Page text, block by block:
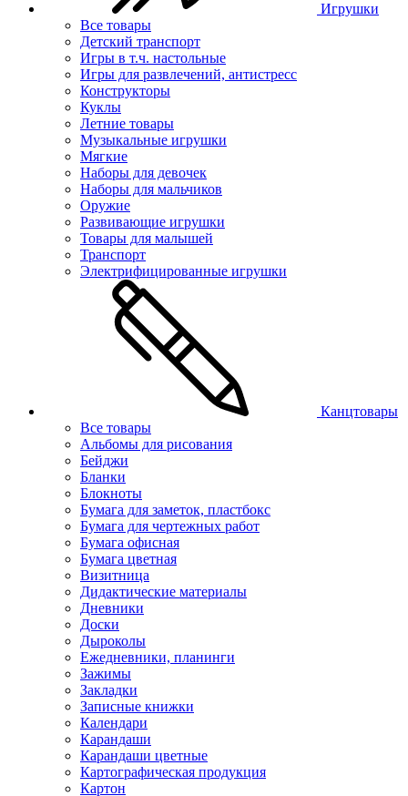
Игрушки
Все товары
Детский транспорт
Игры в т.ч. настольные
Игры для развлечений, антистресс
Конструкторы
Куклы
Летние товары
Музыкальные игрушки
Мягкие
Наборы для девочек
Наборы для мальчиков
Оружие
Развивающие игрушки
Товары для малышей
Транспорт
Электрифицированные игрушки
Канцтовары
Все товары
Альбомы для рисования
Бейджи
Бланки
Блокноты
Бумага для заметок, пластбокс
Бумага для чертежных работ
Бумага офисная
Бумага цветная
Визитница
Дидактические материалы
Дневники
Доски
Дыроколы
Ежедневники, планинги
Зажимы
Закладки
Записные книжки
Календари
Карандаши
Карандаши цветные
Картографическая продукция
Картон